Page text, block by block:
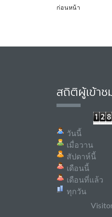
ก่อนหน้า
สถิติผู้เข้าช
วันนี้
เมื่อวาน
สัปดาห์นี้
เดือนนี้
เดือนที่แล้ว
ทุกวัน